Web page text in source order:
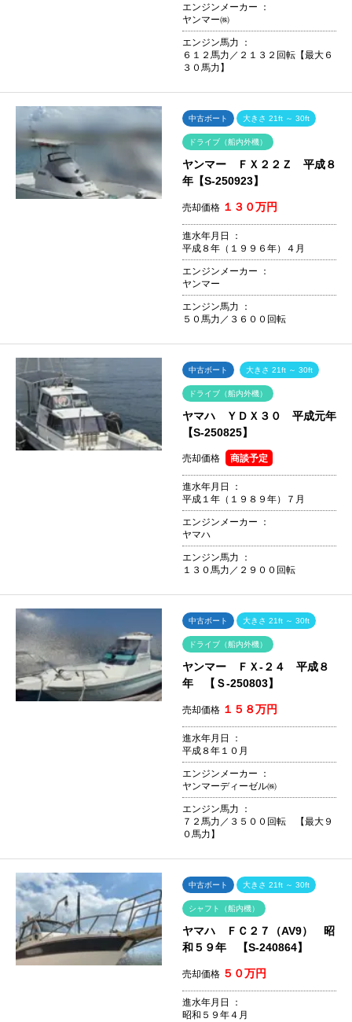
エンジンメーカー ：
ヤンマー㈱
エンジン馬力 ：
６１２馬力／２１３２回転【最大６
３０馬力】
中古ボート 大きさ 21ft ～ 30ft
ドライブ（船内外機）
ヤンマー ＦＸ２２Ｚ 平成８
年【S-250923】
売却価格 １３０万円
進水年月日 ：
平成８年（１９９６年）４月
エンジンメーカー ：
ヤンマー
エンジン馬力 ：
５０馬力／３６００回転
中古ボート 大きさ 21ft ～ 30ft
ドライブ（船内外機）
ヤマハ ＹＤＸ３０ 平成元年
【S-250825】
売却価格 商談予定
進水年月日 ：
平成１年（１９８９年）７月
エンジンメーカー ：
ヤマハ
エンジン馬力 ：
１３０馬力／２９００回転
中古ボート 大きさ 21ft ～ 30ft
ドライブ（船内外機）
ヤンマー ＦＸ-２４ 平成８
年 【Ｓ-250803】
売却価格 １５８万円
進水年月日 ：
平成８年１０月
エンジンメーカー ：
ヤンマーディーゼル㈱
エンジン馬力 ：
７２馬力／３５００回転 【最大９
０馬力】
中古ボート 大きさ 21ft ～ 30ft
シャフト（船内機）
ヤマハ ＦＣ２７（AV9） 昭
和５９年 【S-240864】
売却価格 ５０万円
進水年月日 ：
昭和５９年４月